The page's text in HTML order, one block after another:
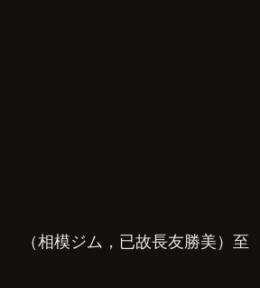
（相模ジム，已故長友勝美）至